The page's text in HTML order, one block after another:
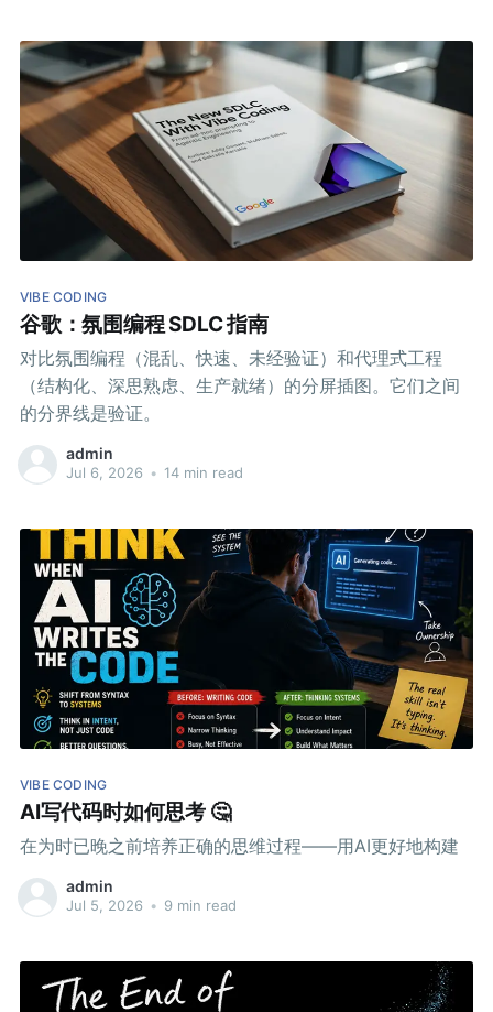
VIBE CODING
谷歌：氛围编程 SDLC 指南
对比氛围编程（混乱、快速、未经验证）和代理式工程
（结构化、深思熟虑、生产就绪）的分屏插图。它们之间
的分界线是验证。
admin
Jul 6, 2026 • 14 min read
VIBE CODING
AI写代码时如何思考 🤔
在为时已晚之前培养正确的思维过程——用AI更好地构建
admin
Jul 5, 2026 • 9 min read